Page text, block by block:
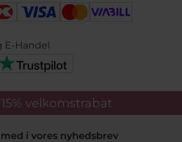
E-Handel
velkomstrabat
i vores nyhedsbrev